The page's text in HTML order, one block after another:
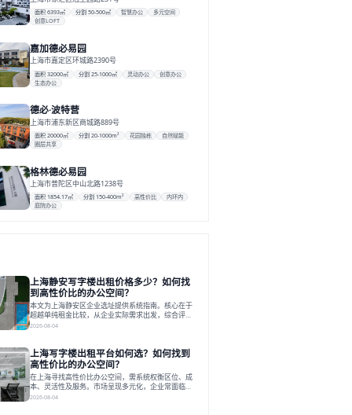
面积 6393㎡ 分割 50-500㎡ 智慧办公
多元空间
创意LOFT
嘉加德必易园
上海市嘉定区环城路2390号
面积 32000㎡ 分割 25-1000㎡ 灵动办公
创意办公
生态办公
德必·波特营
上海市浦东新区商城路889号
面积 20000㎡ 分割 20-1000m² 花园独栋
自然赋能
圈层共享
格林德必易园
上海市普陀区中山北路1238号
面积 1854.17㎡ 分割 150-400m² 高性价比
内环内
庭院办公
上海静安写字楼出租价格多少？如何找
到高性价比的办公空间？
本文为上海静安区企业选址提供系统指南。核心在于
超越单纯租金比较，从企业实际需求出发，综合评估
交通、硬件、空间弹性、配套服务及产业生态等多维
升性价比，并通过不同规模企业的实际案例加以说
明。之后指出，专业运营服务商提供的稳定环境、社
群活动与产业集聚等增值服务，是很大化空间价值、
助力企业成长的关键。对于许多在
2026-08-04
上海写字楼出租平台如何选？如何找到
高性价比的办公空间？
在上海寻找高性价比办公空间，需系统权衡区位、成
本、灵活性及服务。市场呈现多元化，企业常面临租
赁流程复杂、隐性成本高等挑战。选择平台时，应评
2026-08-04